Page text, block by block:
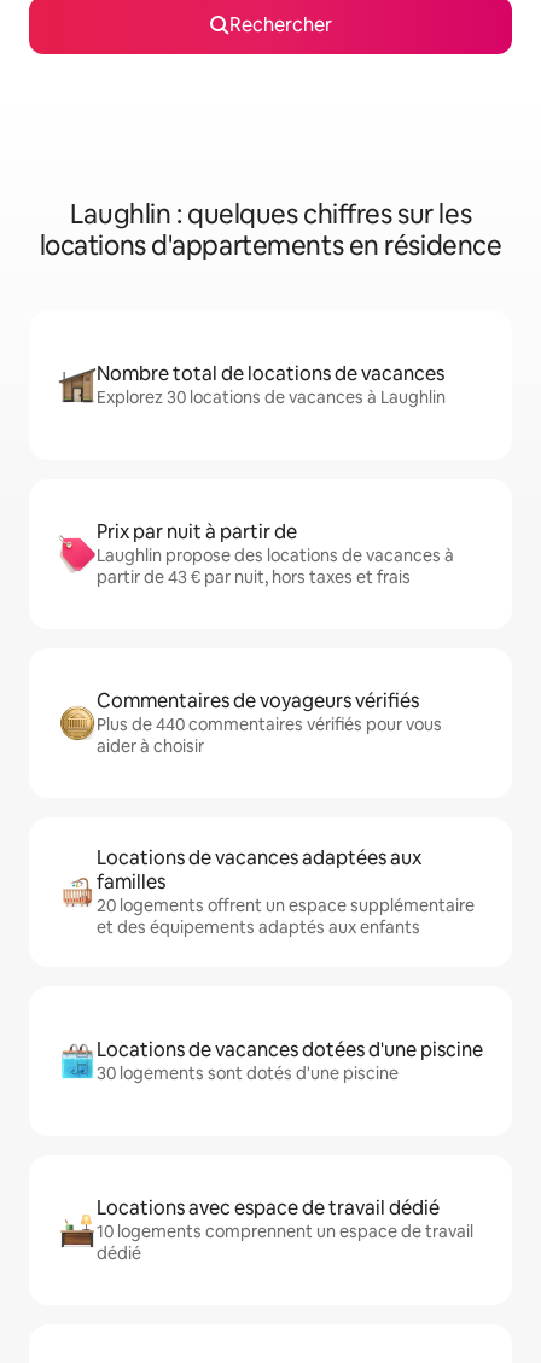
Rechercher
Laughlin : quelques chiffres sur les
locations d'appartements en résidence
Nombre total de locations de vacances
Explorez 30 locations de vacances à Laughlin
Prix par nuit à partir de
Laughlin propose des locations de vacances à
partir de 43 € par nuit, hors taxes et frais
Commentaires de voyageurs vérifiés
Plus de 440 commentaires vérifiés pour vous
aider à choisir
Locations de vacances adaptées aux
familles
20 logements offrent un espace supplémentaire
et des équipements adaptés aux enfants
Locations de vacances dotées d'une piscine
30 logements sont dotés d'une piscine
Locations avec espace de travail dédié
10 logements comprennent un espace de travail
dédié